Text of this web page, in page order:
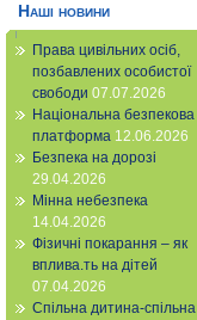
Наші новини
Права цивільних осіб,
позбавлених особистої
свободи 07.07.2026
Національна безпекова
платформа 12.06.2026
Безпека на дорозі
29.04.2026
Мінна небезпека
14.04.2026
Фізичні покарання – як
вплива.ть на дітей
07.04.2026
Спільна дитина-спільна